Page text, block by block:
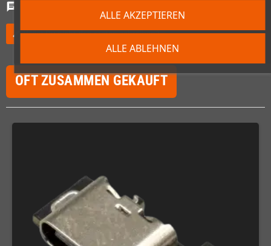
ALLE ABLEHNEN
ALLE AKZEPTIEREN
chat
editWillst Du nicht den ersten schreiben?
OFT ZUSAMMEN GEKAUFT